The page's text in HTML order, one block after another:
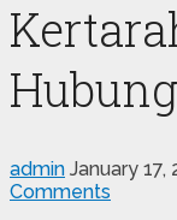
admin January 17,
Comments